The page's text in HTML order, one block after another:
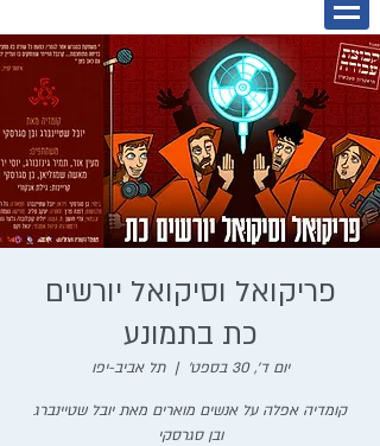
תפריט
פריקואל וסיקואל יורשים
כת בתמונע
יום ד׳, 30 בספט׳
  |
תל אביב-יפו
קומדיה אפלה על אנשים מוארים מאת יובל שטיינברג